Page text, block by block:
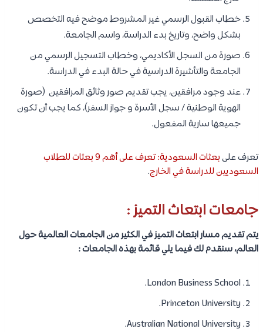
خطاب القبول الرسمي غير المشروط موضح فيه التخصص
بشكل واضح، وتاريخ بدء الدراسة، واسم الجامعة.
صورة من السجل الأكاديمي، وخطاب التسجيل الرسمي من
الجامعة والتأشيرة الدراسية في حالة البدء في الدراسة.
عند وجود مرافقين، يجب تقديم صور وثائق المرافقين (صورة
الهوية الوطنية / سجل الأسرة و جواز السفر)، كما يجب أن تكون
جميعها سارية المفعول.
تعرف على
بعثات السعودية: تعرف على أهم 9 بعثات للطلاب
السعوديين للدراسة في الخارج.
جامعات ابتعاث التميز :
يتم تقديم مسار ابتعاث التميز في الكثير من الجامعات العالمية حول
العالم، سنقدم لك فيما يلي قائمة بهذه الجامعات :
London Business School.
Princeton University.
​Australian National University.